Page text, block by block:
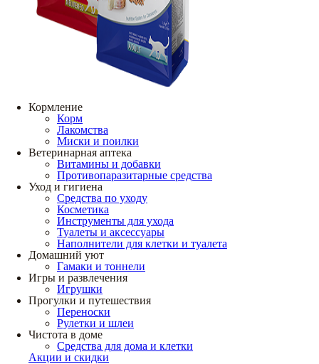
Кормление
Корм
Лакомства
Миски и поилки
Ветеринарная аптека
Витамины и добавки
Противопаразитарные средства
Уход и гигиена
Средства по уходу
Косметика
Инструменты для ухода
Туалеты и аксессуары
Наполнители для клетки и туалета
Домашний уют
Гамаки и тоннели
Игры и развлечения
Игрушки
Прогулки и путешествия
Переноски
Рулетки и шлеи
Чистота в доме
Средства для дома и клетки
Акции и скидки